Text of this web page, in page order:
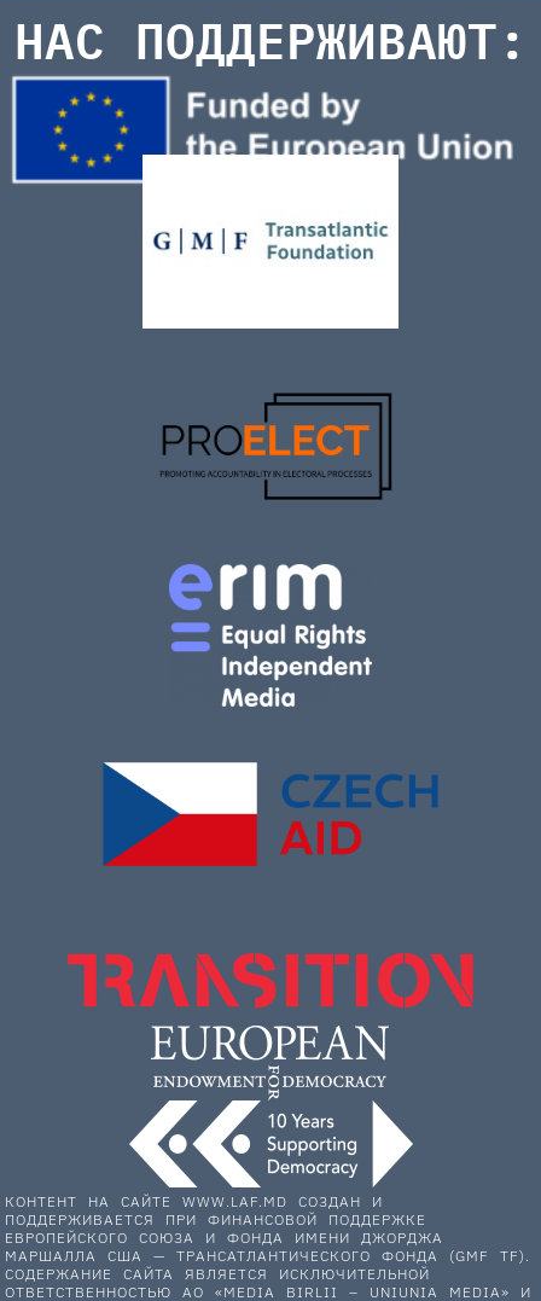
НАС ПОДДЕРЖИВАЮТ:
КОНТЕНТ НА САЙТЕ WWW.LAF.MD СОЗДАН И
ПОДДЕРЖИВАЕТСЯ ПРИ ФИНАНСОВОЙ ПОДДЕРЖКЕ
ЕВРОПЕЙСКОГО СОЮЗА И ФОНДА ИМЕНИ ДЖОРДЖА
МАРШАЛЛА США — ТРАНСАТЛАНТИЧЕСКОГО ФОНДА (GMF TF).
СОДЕРЖАНИЕ САЙТА ЯВЛЯЕТСЯ ИСКЛЮЧИТЕЛЬНОЙ
ОТВЕТСТВЕННОСТЬЮ АО «MEDIA BIRLII – UNIUNIA MEDIA» И